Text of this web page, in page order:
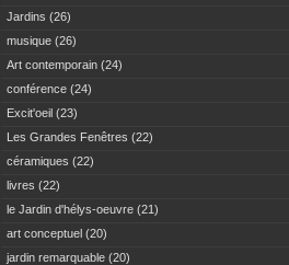
Jardins (26)
musique (26)
Art contemporain (24)
conférence (24)
Excit'oeil (23)
Les Grandes Fenêtres (22)
céramiques (22)
livres (22)
le Jardin d'hélys-oeuvre (21)
art conceptuel (20)
jardin remarquable (20)